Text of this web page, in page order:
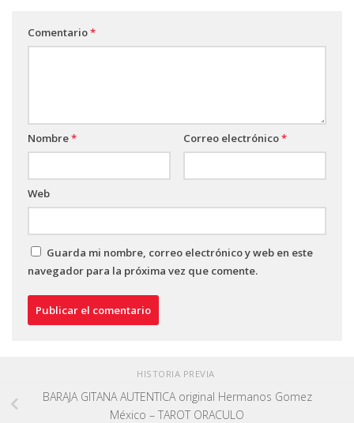
Comentario*
Nombre* Correo electrónico*
Web
Guarda mi nombre, correo electrónico y web en este
navegador para la próxima vez que comente.
HISTORIA PREVIA
BARAJA GITANA AUTENTICA original Hermanos Gomez
México – TAROT ORACULO